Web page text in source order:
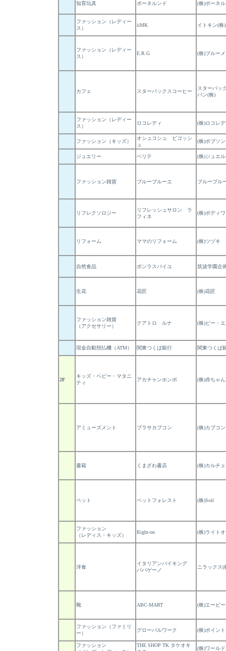
知育玩具 ボーネルンド (株)ボーネ
ファッション（レディー
ス）
iiMK イトキン(株)
ファッション（レディー
ス）
E.R.G (株)ブルー
カフェ スターバックスコーヒー
スターバッ
パン(株)
ファッション（レディー
ス）
ロコレディ (株)ロコレ
ファッション（キッズ）
オシュコシュ ビゴッシ
ュ
(株)ボブソン
ジュエリー ベリテ (株)ジュエ
ファッション雑貨 ブルーブルーエ ブルーブル
リフレクソロジー
リフレッシュサロン ラ
フィネ
(株)ボディ
リフォーム ママのリフォーム (株)ツヅキ
自然食品 ボンラスパイユ 筑波学園企
生花 花匠 (株)花匠
ファッション雑貨
（アクセサリー）
クアトロ ルナ (株)ビー・
現金自動預払機（ATM） 関東つくば銀行 関東つくば
2F
キッズ・ベビー・マタニ
ティ
アカチャンホンポ (株)赤ちゃ
アミューズメント プラサカプコン (株)カプコン
書籍 くまざわ書店 (株)カルチ
ペット ペットフォレスト (株)Soil
ファッション
（レディス・キッズ）
Right-on (株)ライト
洋食
イタリアンバイキング
パパゲーノ
ニラックス(
靴 ABC-MART (株)エービ
ファッション（ファミリ
ー）
グローバルワーク (株)ポイント
ファッション
THE SHOP TK タケオキ
(株)ワールド